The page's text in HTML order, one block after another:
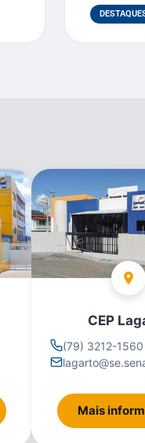
CEP
(79) 3212-1560
Mais